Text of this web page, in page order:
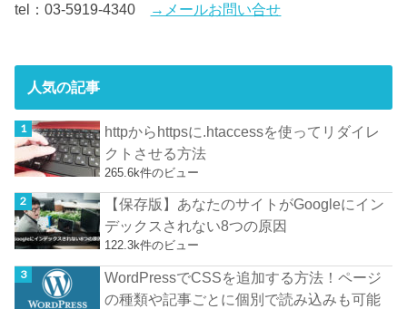
tel：03-5919-4340 →メールお問い合せ
人気の記事
httpからhttpsに.htaccessを使ってリダイレ
クトさせる方法
265.6k件のビュー
【保存版】あなたのサイトがGoogleにイン
デックスされない8つの原因
122.3k件のビュー
WordPressでCSSを追加する方法！ページ
の種類や記事ごとに個別で読み込みも可能